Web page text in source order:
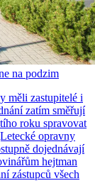
na podzim
měli zastupitelé i
zatím směřují
roku spravovat
opravny
dojednávají
hejtman
zástupců všech